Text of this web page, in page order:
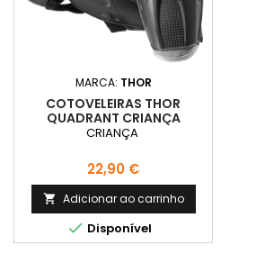
MARCA: THOR
COTOVELEIRAS THOR
QUADRANT CRIANÇA
CRIANÇA
Preço
22,90 €
 Adicionar ao carrinho
 Disponível